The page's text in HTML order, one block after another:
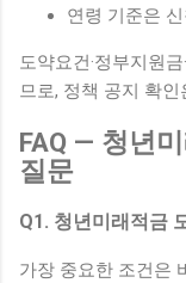
연령 기준은
도약요건·정부지원
므로, 정책 공지 확인
FAQ — 청년
질문
Q1. 청년미래적금
가장 중요한 조건은